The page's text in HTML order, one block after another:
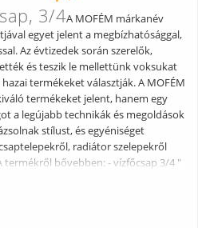
3/4A MOFÉM márkanév
egyet jelent a megbízhatósággal,
Az évtizedek során szerelők,
és teszik le mellettünk voksukat
termékeket választják. A MOFÉM
termékeket jelent, hanem egy
a legújabb technikák és megoldások
stílust, és egyéniséget
radiátor szelepekről
termékről bővebben: - vízfőcsap 3/4 "